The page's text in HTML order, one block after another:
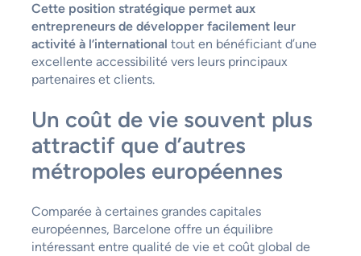
Cette position stratégique permet aux
entrepreneurs de développer facilement leur
activité à l’international tout en bénéficiant d’une
excellente accessibilité vers leurs principaux
partenaires et clients.
Un coût de vie souvent plus
attractif que d’autres
métropoles européennes
Comparée à certaines grandes capitales
européennes, Barcelone offre un équilibre
intéressant entre qualité de vie et coût global de